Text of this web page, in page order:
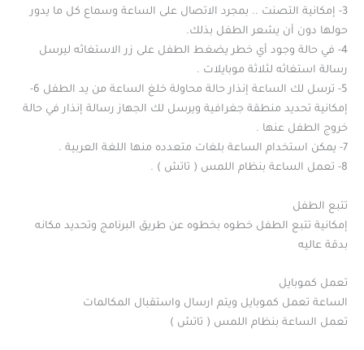
3- إمكانية التصنت .. بمجرد الاتصال على الساعة وسماع كل ما يدور
حولها دون أن يشعر الطفل بذلك.
4- في حالة وجود أي خطر يضغط الطفل على زر الاستغاثه ليرسل
رسالة استغاثه لثلاثة موبايلات .
5- ترسل لك الساعة إنذار حالة محاولة خلغ الساعة من يد الطفل 6-
إمكانية تحديد منطقة جغرافية ويرسل لك الجهاز رسالة إنذار في حالة
خروج الطفل عنها .
7- يمكن استخدام الساعة بلغات متعدده منها اللغة العربية .
8- تعمل الساعة بنظام اللمس ( تاتش ) .
تتبع الطفل
إمكانية تتبع الطفل خطوه بخطوه عن طريق البرنامج وتحديد مكانه
بدقة عاليه
تعمل كموبايل
الساعة تعمل كموبايل ويتم ارسال واستقبال المكالمات
تعمل الساعة بنظام اللمس ( تاتش )